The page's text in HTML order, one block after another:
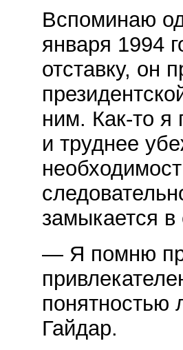
Вспоминаю
января 1994
отставку, он
ним. Как-то я
и труднее
замыкается в
— Я помню
понятностью
Гайдар.